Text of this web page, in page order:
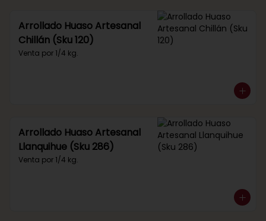
Arrollado Huaso Artesanal
Chillán (Sku 120)
Venta por 1/4 kg.
Arrollado Huaso Artesanal
Llanquihue (Sku 286)
Venta por 1/4 kg.